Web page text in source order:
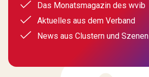
Das Monatsmagazin des wvib
Aktuelles aus dem Verband
News aus Clustern und Szenen